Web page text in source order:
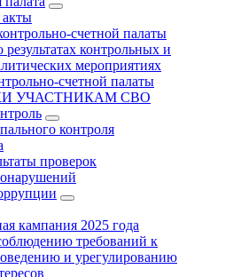
счетной палаты
контрольных и
мероприятиях
счетной палаты
УЧАСТНИКАМ СВО
контроля
проверок
кампания 2025 года
требований к
и урегулированию